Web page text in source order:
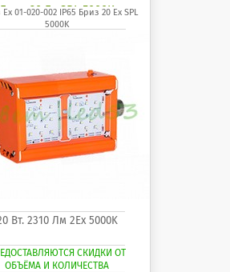
Бриз 20 Ех SPL 5000K
01-020-002 IP65 Бриз 20 Ех SPL
5000K
Вт. 2310 Лм 2Ех 5000K
СКИДКИ ОТ
ОБЪЁМА И КОЛИЧЕСТВА